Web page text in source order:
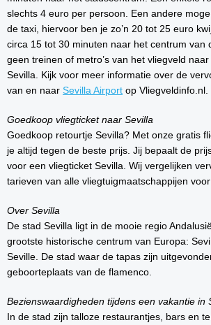
slechts 4 euro per persoon. Een andere
de taxi, hiervoor ben je zo’n 20 tot 25 euro
circa 15 tot 30 minuten naar het centrum van
geen treinen of metro’s van het vliegveld
Sevilla. Kijk voor meer informatie over de
van en naar Sevilla Airport op Vliegveldinfo.nl.
Goedkoop vliegticket naar Sevilla
Goedkoop retourtje Sevilla? Met onze gratis
je altijd tegen de beste prijs. Jij bepaalt de
voor een vliegticket Sevilla. Wij vergelijken
tarieven van alle vliegtuigmaatschappijen
Over Sevilla
De stad Sevilla ligt in de mooie regio
grootste historische centrum van Europa:
Seville. De stad waar de tapas zijn
geboorteplaats van de flamenco.
Bezienswaardigheden tijdens een vakantie in
In de stad zijn talloze restaurantjes, bars en